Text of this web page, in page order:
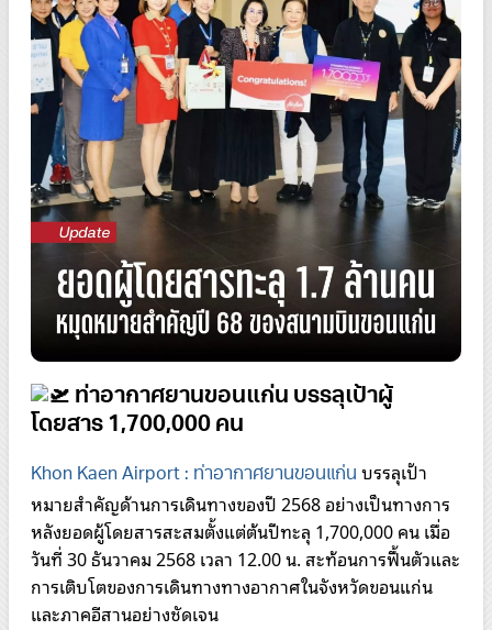
ท่าอากาศยานขอนแก่น บรรลุเป้าผู้
โดยสาร 1,700,000 คน
Khon Kaen Airport : ท่าอากาศยานขอนแก่น บรรลุเป้า
หมายสำคัญด้านการเดินทางของปี 2568 อย่างเป็นทางการ
หลังยอดผู้โดยสารสะสมตั้งแต่ต้นปีทะลุ 1,700,000 คน เมื่อ
วันที่ 30 ธันวาคม 2568 เวลา 12.00 น. สะท้อนการฟื้นตัวและ
การเติบโตของการเดินทางทางอากาศในจังหวัดขอนแก่น
และภาคอีสานอย่างชัดเจน